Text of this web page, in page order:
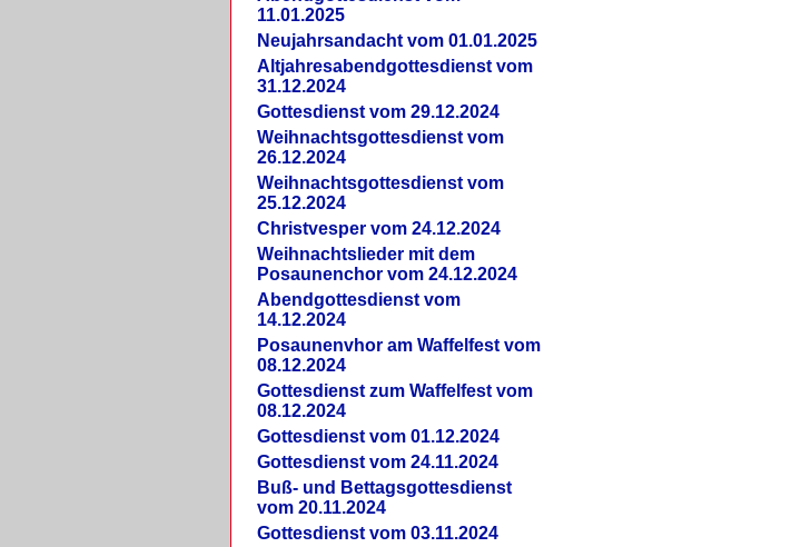
11.01.2025
Neujahrsandacht vom 01.01.2025
Altjahresabendgottesdienst vom
31.12.2024
Gottesdienst vom 29.12.2024
Weihnachtsgottesdienst vom
26.12.2024
Weihnachtsgottesdienst vom
25.12.2024
Christvesper vom 24.12.2024
Weihnachtslieder mit dem
Posaunenchor vom 24.12.2024
Abendgottesdienst vom
14.12.2024
Posaunenvhor am Waffelfest vom
08.12.2024
Gottesdienst zum Waffelfest vom
08.12.2024
Gottesdienst vom 01.12.2024
Gottesdienst vom 24.11.2024
Buß- und Bettagsgottesdienst
vom 20.11.2024
Gottesdienst vom 03.11.2024